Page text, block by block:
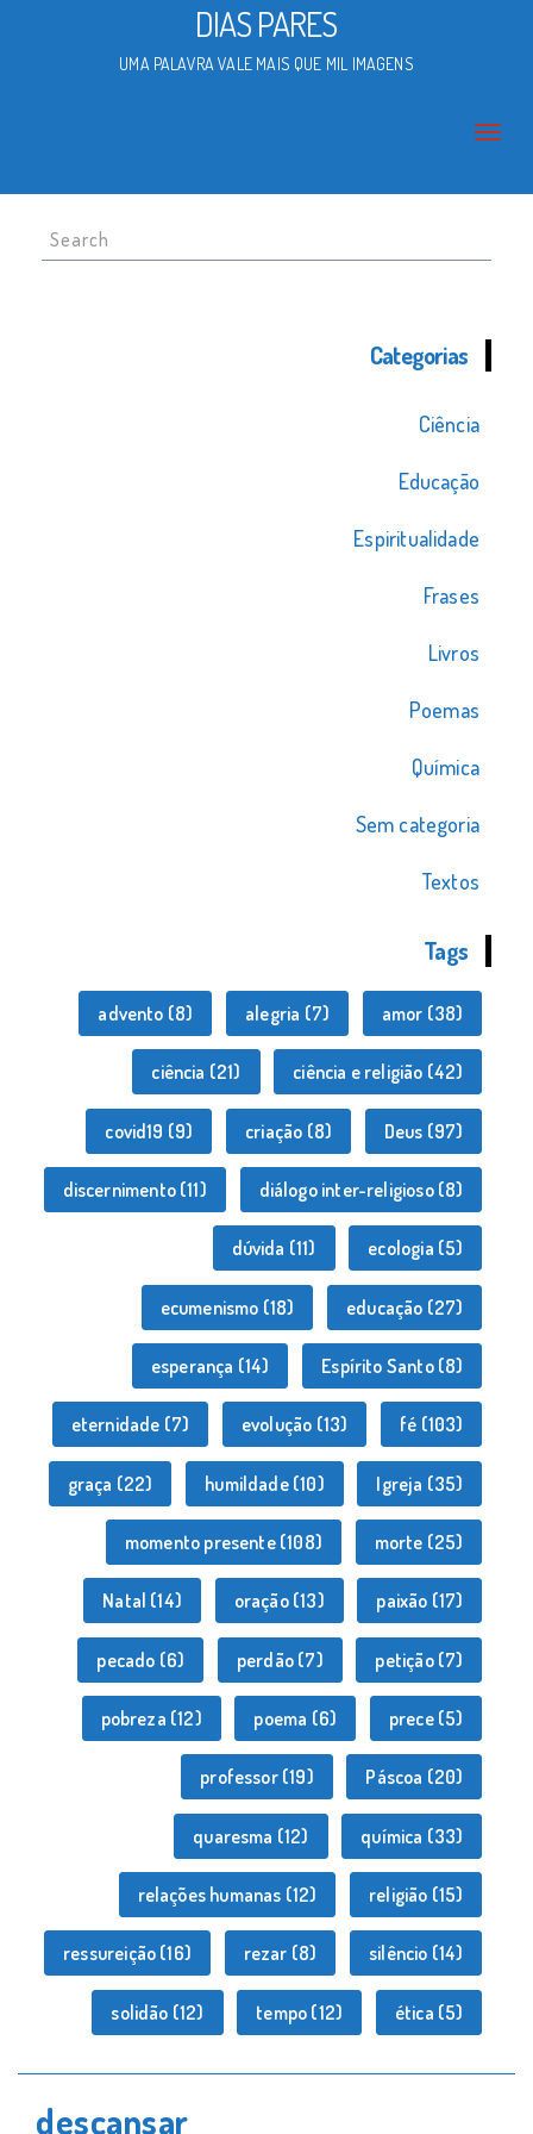
DIAS PARES
UMA PALAVRA VALE MAIS QUE MIL IMAGENS
Search
for:
Categorias
Ciência
Educação
Espiritualidade
Frases
Livros
Poemas
Química
Sem categoria
Textos
Tags
advento (8) alegria (7) amor (38)
ciência (21) ciência e religião (42)
covid19 (9) criação (8) Deus (97)
discernimento(11) diálogo inter-religioso(8)
dúvida (11) ecologia (5)
ecumenismo (18) educação (27)
esperança (14) Espírito Santo(8)
eternidade (7) evolução (13) fé (103)
graça (22) humildade(10) Igreja (35)
momento presente(108) morte (25)
Natal (14) oração(13) paixão (17)
pecado (6) perdão(7) petição(7)
pobreza (12) poema (6) prece(5)
professor(19) Páscoa (20)
quaresma (12) química (33)
relações humanas (12) religião (15)
ressureição (16) rezar (8) silêncio (14)
solidão (12) tempo (12) ética (5)
descansar